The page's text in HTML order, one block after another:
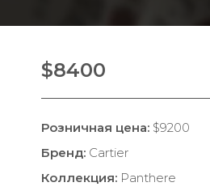
$8400
Розничная цена: $9200
Бренд: Cartier
Коллекция: Panthere